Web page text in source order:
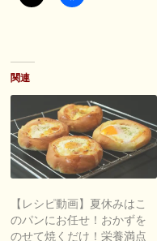
関連
【レシピ動画】夏休みはこ
のパンにお任せ！おかずを
のせて焼くだけ！栄養満点